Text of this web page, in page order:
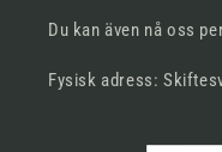
Du kan även nå oss
Fysisk adress: